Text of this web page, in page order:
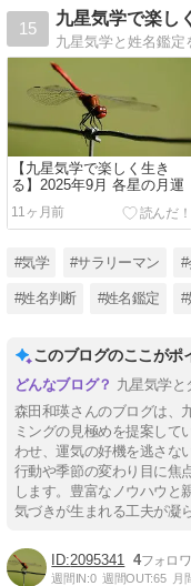
15
九星気学で楽し
【九星気学で楽しく生き
る】2025年9月 各星の月運
11ヶ月前
#気学 #サラリーマン #
#姓名判断 #姓名鑑定 #
このブログのここがポ
九星気学と
森田和瑛さんのブログは、
ミングの見極めを提案して
わせ、運気の好機を逃さな
行動や季節の変わり目に焦
します。豊富なノウハウと
気づきが生まれる工夫が凝
2095341 4
週間IN:0 週間OUT:65 月